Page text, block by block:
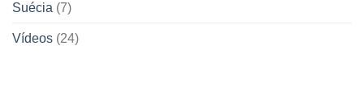
Suécia (7)
Vídeos (24)